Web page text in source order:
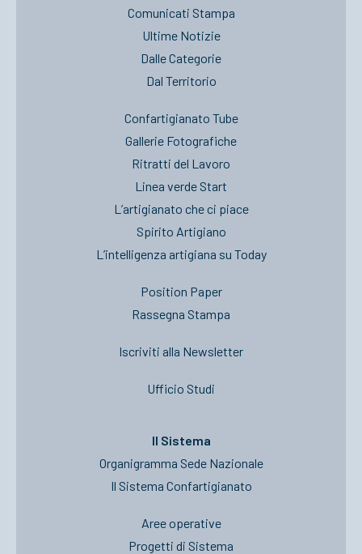
Comunicati Stampa
Ultime Notizie
Dalle Categorie
Dal Territorio
Confartigianato Tube
Gallerie Fotografiche
Ritratti del Lavoro
Linea verde Start
L’artigianato che ci piace
Spirito Artigiano
L’intelligenza artigiana su Today
Position Paper
Rassegna Stampa
Iscriviti alla Newsletter
Ufficio Studi
Il Sistema
Organigramma Sede Nazionale
Il Sistema Confartigianato
Aree operative
Progetti di Sistema